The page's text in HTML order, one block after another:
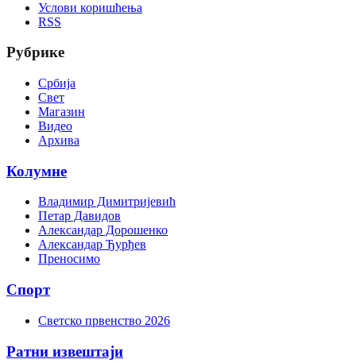
Услови коришћења
RSS
Рубрике
Србија
Свет
Магазин
Видео
Архива
Колумне
Владимир Димитријевић
Петар Давидов
Александар Дорошенко
Александар Ђурђев
Преносимо
Спорт
Светско првенство 2026
Ратни извештаји